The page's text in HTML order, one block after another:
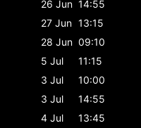
26 Jun 14:55
27 Jun 13:15
28 Jun 09:10
5 Jul
11:15
3 Jul
10:00
3 Jul
14:55
4 Jul
13:45